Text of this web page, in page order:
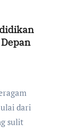
dari
sulit